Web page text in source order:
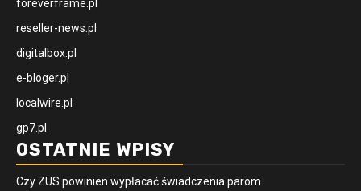
foreverframe.pl
reseller-news.pl
digitalbox.pl
e-bloger.pl
localwire.pl
gp7.pl
OSTATNIE WPISY
Czy ZUS powinien wypłacać świadczenia parom